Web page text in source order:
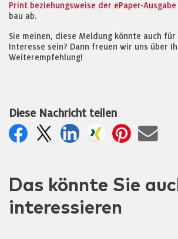
Print beziehungsweise der ePaper-Ausgabe
bau ab.
Sie meinen, diese Meldung könnte auch für
Interesse sein? Dann freuen wir uns über
Weiterempfehlung!
Diese Nachricht teilen
Das könnte Sie
interessieren